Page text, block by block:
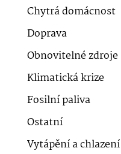
Chytrá domácnost
Doprava
Obnovitelné zdroje
Klimatická krize
Fosilní paliva
Ostatní
Vytápění a chlazení